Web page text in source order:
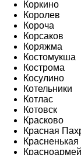
Коркино
Королев
Короча
Корсаков
Коряжма
Костомукша
Кострома
Косулино
Котельники
Котлас
Котовск
Красково
Красная
Красненькая